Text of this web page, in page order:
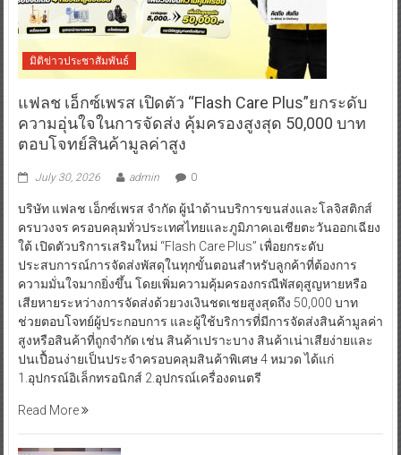
มิติข่าวประชาสัมพันธ์
แฟลช เอ็กซ์เพรส เปิดตัว “Flash Care Plus”ยกระดับ
ความอุ่นใจในการจัดส่ง คุ้มครองสูงสุด 50,000 บาท
ตอบโจทย์สินค้ามูลค่าสูง
July 30, 2026 admin 0
บริษัท แฟลช เอ็กซ์เพรส จำกัด ผู้นำด้านบริการขนส่งและโลจิสติกส์
ครบวงจร ครอบคลุมทั่วประเทศไทยและภูมิภาคเอเชียตะวันออกเฉียง
ใต้ เปิดตัวบริการเสริมใหม่ “Flash Care Plus” เพื่อยกระดับ
ประสบการณ์การจัดส่งพัสดุในทุกขั้นตอนสำหรับลูกค้าที่ต้องการ
ความมั่นใจมากยิ่งขึ้น โดยเพิ่มความคุ้มครองกรณีพัสดุสูญหายหรือ
เสียหายระหว่างการจัดส่งด้วยวงเงินชดเชยสูงสุดถึง 50,000 บาท
ช่วยตอบโจทย์ผู้ประกอบการ และผู้ใช้บริการที่มีการจัดส่งสินค้ามูลค่า
สูงหรือสินค้าที่ถูกจำกัด เช่น สินค้าเปราะบาง สินค้าเน่าเสียง่ายและ
ปนเปื้อนง่ายเป็นประจำครอบคลุมสินค้าพิเศษ 4 หมวด ได้แก่
1.อุปกรณ์อิเล็กทรอนิกส์ 2.อุปกรณ์เครื่องดนตรี
Read More